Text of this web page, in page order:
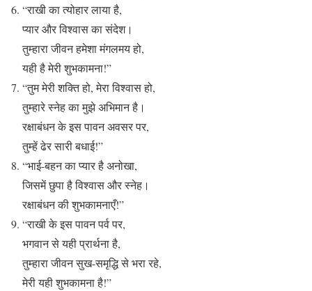
“राखी का त्योहार लाया है,
प्यार और विश्वास का संदेश।
तुम्हारा जीवन हमेशा मंगलमय हो,
यही है मेरी शुभकामना!”
“तुम मेरी शक्ति हो, मेरा विश्वास हो,
तुम्हारे स्नेह का मुझे अभिमान है।
रक्षाबंधन के इस पावन अवसर पर,
तुम्हें ढेर सारी बधाई!”
“भाई-बहन का प्यार है अनोखा,
जिसमें छुपा है विश्वास और स्नेह।
रक्षाबंधन की शुभकामनाएँ!”
“राखी के इस पावन पर्व पर,
भगवान से यही प्रार्थना है,
तुम्हारा जीवन सुख-समृद्धि से भरा रहे,
मेरी यही शुभकामना है!”